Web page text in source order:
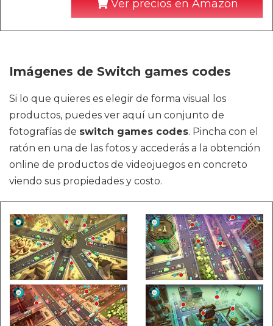
Ver precios en Amazon
Imágenes de Switch games codes
Si lo que quieres es elegir de forma visual los
productos, puedes ver aquí un conjunto de
fotografías de switch games codes. Pincha con el
ratón en una de las fotos y accederás a la obtención
online de productos de videojuegos en concreto
viendo sus propiedades y costo.